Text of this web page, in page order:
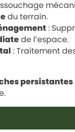
du terrain.
:
de l’espace.
: Traitement
persistantes